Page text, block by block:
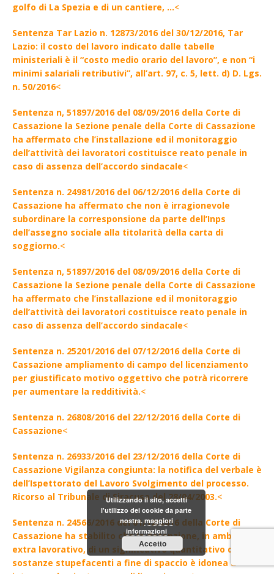
golfo di La Spezia e di un cantiere, …<
Sentenza Tar Lazio n. 12873/2016 del 30/12/2016, Tar
Lazio: il costo del lavoro indicato dalle tabelle
ministeriali è il “costo medio orario del lavoro”, e non “i
minimi salariali retributivi”, all’art. 97, c. 5, lett. d) D. Lgs.
n. 50/2016<
Sentenza n, 51897/2016 del 08/09/2016 della Corte di
Cassazione la Sezione penale della Corte di Cassazione
ha affermato che l’installazione ed il monitoraggio
dell’attività dei lavoratori costituisce reato penale in
caso di assenza dell’accordo sindacale<
Sentenza n. 24981/2016 del 06/12/2016 della Corte di
Cassazione ha affermato che non è irragionevole
subordinare la corresponsione da parte dell’Inps
dell’assegno sociale alla titolarità della carta di
soggiorno.<
Sentenza n, 51897/2016 del 08/09/2016 della Corte di
Cassazione la Sezione penale della Corte di Cassazione
ha affermato che l’installazione ed il monitoraggio
dell’attività dei lavoratori costituisce reato penale in
caso di assenza dell’accordo sindacale<
Sentenza n. 25201/2016 del 07/12/2016 della Corte di
Cassazione ampliamento di campo del licenziamento
per giustificato motivo oggettivo che potrà ricorrere
per aumentare la redditività.<
Sentenza n. 26808/2016 del 22/12/2016 della Corte di
Cassazione<
Sentenza n. 26933/2016 del 23/12/2016 della Corte di
Cassazione Vigilanza congiunta: la notifica del verbale è
dell’Ispettorato del Lavoro Svolgimento del processo.
Ricorso al Tribunale di Siracusa del 28/04/2003.<
Sentenza n. 24566/2016 del 01/12/2016 della Corte di
Cassazione ha stabilito che la detenzione, in ambito
extra lavorativo, di un significativo quantitativo di
sostanze stupefacenti a fine di spaccio è idonea a
Utilizzando il sito, accetti
l'utilizzo dei cookie da parte
nostra.maggiori
informazioni
Accetto